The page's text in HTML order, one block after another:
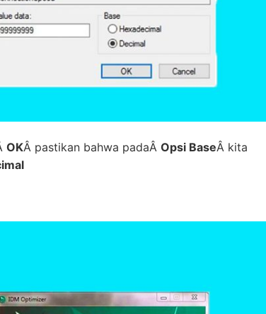
OKÂ pastikan bahwa padaÂ Opsi BaseÂ kita